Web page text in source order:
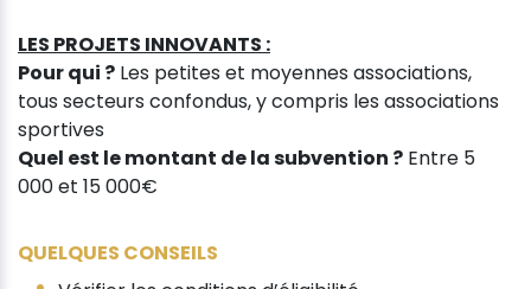
LES PROJETS INNOVANTS :
Pour qui ? Les petites et moyennes associations,
tous secteurs confondus, y compris les associations
sportives
Quel est le montant de la subvention ? Entre 5
000 et 15 000€
QUELQUES CONSEILS